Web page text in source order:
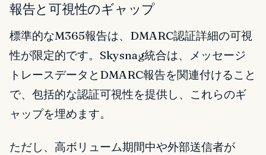
報告と可視性のギャップ
標準的なM365報告は、DMARC認証詳細の可視
性が限定的です。Skysnag統合は、メッセージ
トレースデータとDMARC報告を関連付けること
で、包括的な認証可視性を提供し、これらのギ
ャップを埋めます。
ただし、高ボリューム期間中や外部送信者が